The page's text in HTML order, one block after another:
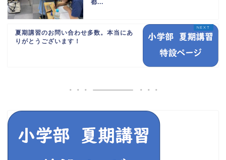
都...
夏期講習のお問い合わせ多数。本当にあ
りがとうございます！